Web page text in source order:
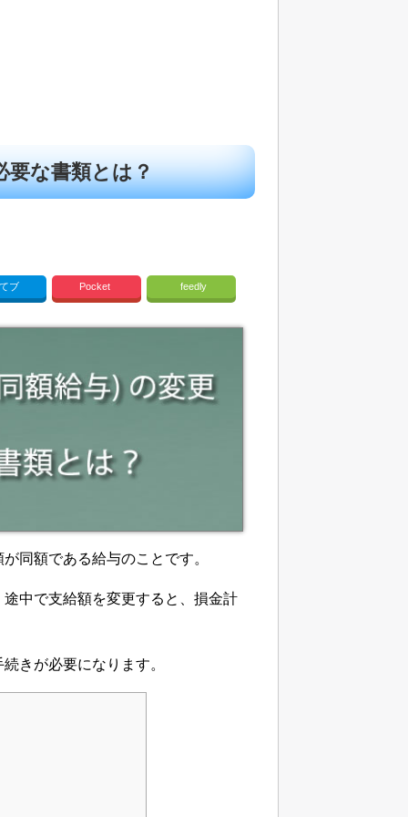
要な書類とは？
ブ Pocket feedly
同額である給与のことです。
中で支給額を変更すると、損金計
きが必要になります。